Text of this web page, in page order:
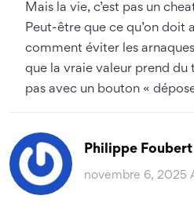
Mais la vie, c’est pas un
Peut-être que ce qu’on doit
comment éviter les
que la vraie valeur prend du
pas avec un bouton «
Philippe Foubert
novembre 6, 2025